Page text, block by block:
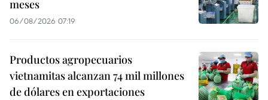
meses
06/08/2026 07:19
Productos agropecuarios
vietnamitas alcanzan 74 mil millones
de dólares en exportaciones